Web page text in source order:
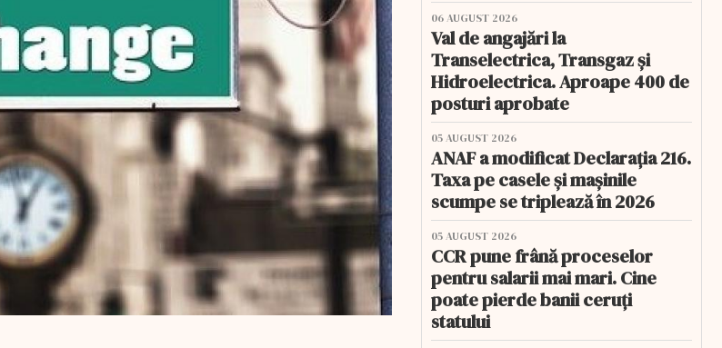
06 AUGUST 2026
Val de angajări la
Transelectrica, Transgaz și
Hidroelectrica. Aproape 400 de
posturi aprobate
05 AUGUST 2026
ANAF a modificat Declarația 216.
Taxa pe casele și mașinile
scumpe se triplează în 2026
05 AUGUST 2026
CCR pune frână proceselor
pentru salarii mai mari. Cine
poate pierde banii ceruți
statului